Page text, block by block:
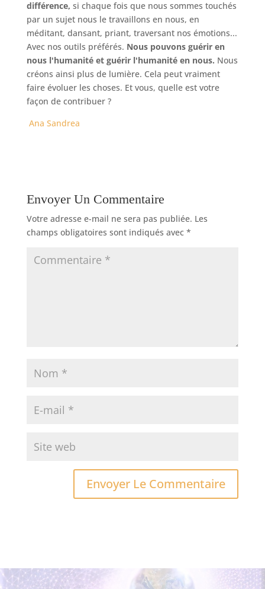
différence, si chaque fois que nous sommes touchés
par un sujet nous le travaillons en nous, en
méditant, dansant, priant, traversant nos émotions...
Avec nos outils préférés. Nous pouvons guérir en
nous l'humanité et guérir l'humanité en nous. Nous
créons ainsi plus de lumière. Cela peut vraiment
faire évoluer les choses. Et vous, quelle est votre
façon de contribuer ?
Ana Sandrea
Envoyer Un Commentaire
Votre adresse e-mail ne sera pas publiée. Les
champs obligatoires sont indiqués avec *